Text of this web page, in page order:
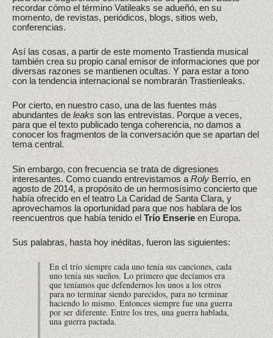
recordar cómo el término Vatileaks se adueñó, en su
momento, de revistas, periódicos, blogs, sitios web,
conferencias.
Así las cosas, a partir de este momento Trastienda musical
también crea su propio canal emisor de informaciones que por
diversas razones se mantienen ocultas. Y para estar a tono
con la tendencia internacional se nombrarán Trastienleaks.
Por cierto, en nuestro caso, una de las fuentes más
abundantes de leaksson las entrevistas. Porque a veces,
para que el texto publicado tenga coherencia, no damos a
conocer los fragmentos de la conversación que se apartan del
tema central.
Sin embargo, con frecuencia se trata de digresiones
interesantes. Como cuando entrevistamos aRolyBerrío, en
agosto de 2014, a propósito de un hermosísimo concierto que
había ofrecido en el teatro La Caridad de Santa Clara, y
aprovechamos la oportunidad para que nos hablara de los
reencuentros que había tenido elTrío Enserieen Europa.
Sus palabras, hasta hoy inéditas, fueron las siguientes:
En el trío siempre cada uno tenía sus canciones, cada
uno tenía sus sueños. Lo primero que decíamos era
que teníamos que defendernos los unos a los otros
para no terminar siendo parecidos, para no terminar
haciendo lo mismo. Entonces siempre fue una guerra
por ser diferente. Entre los tres, una guerra hablada,
una guerra pactada.